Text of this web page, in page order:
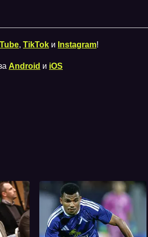
, TikTok и Instagram!
Android и iOS